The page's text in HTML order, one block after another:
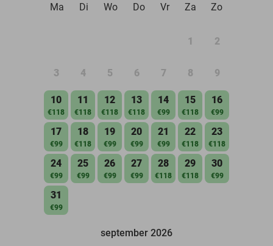
Ma
Di Wo Do Vr Za Zo
1 2
3 4 5 6 7 8 9
10
€118
11
€118
12
€118
13
€118
14
€99
15
€118
16
€99
17
€99
18
€118
19
€99
20
€99
21
€99
22
€118
23
€118
24
€99
25
€99
26
€99
27
€99
28
€118
29
€118
30
€99
31
€99
september 2026